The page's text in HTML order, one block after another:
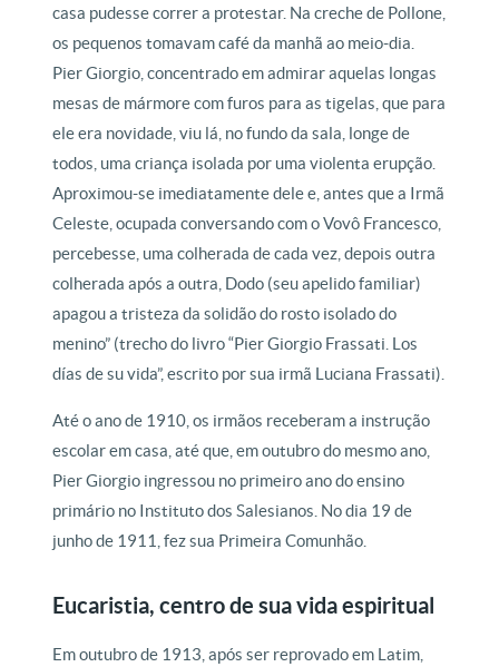
casa pudesse correr a protestar. Na creche de Pollone,
os pequenos tomavam café da manhã ao meio-dia.
Pier Giorgio, concentrado em admirar aquelas longas
mesas de mármore com furos para as tigelas, que para
ele era novidade, viu lá, no fundo da sala, longe de
todos, uma criança isolada por uma violenta erupção.
Aproximou-se imediatamente dele e, antes que a Irmã
Celeste, ocupada conversando com o Vovô Francesco,
percebesse, uma colherada de cada vez, depois outra
colherada após a outra, Dodo (seu apelido familiar)
apagou a tristeza da solidão do rosto isolado do
menino” (trecho do livro “Pier Giorgio Frassati. Los
días de su vida”, escrito por sua irmã Luciana Frassati).
Até o ano de 1910, os irmãos receberam a instrução
escolar em casa, até que, em outubro do mesmo ano,
Pier Giorgio ingressou no primeiro ano do ensino
primário no Instituto dos Salesianos. No dia 19 de
junho de 1911, fez sua Primeira Comunhão.
Eucaristia, centro de sua vida espiritual
Em outubro de 1913, após ser reprovado em Latim,